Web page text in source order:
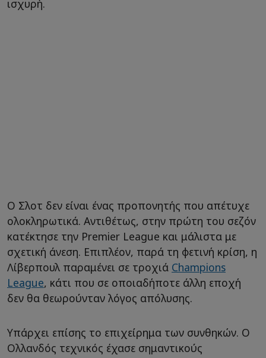
ισχυρή.
Ο Σλοτ δεν είναι ένας προπονητής που απέτυχε
ολοκληρωτικά. Αντιθέτως, στην πρώτη του σεζόν
κατέκτησε την Premier League και μάλιστα με
σχετική άνεση. Επιπλέον, παρά τη φετινή κρίση, η
Λίβερπουλ παραμένει σε τροχιά Champions
League, κάτι που σε οποιαδήποτε άλλη εποχή
δεν θα θεωρούνταν λόγος απόλυσης.
Υπάρχει επίσης το επιχείρημα των συνθηκών. Ο
Ολλανδός τεχνικός έχασε σημαντικούς